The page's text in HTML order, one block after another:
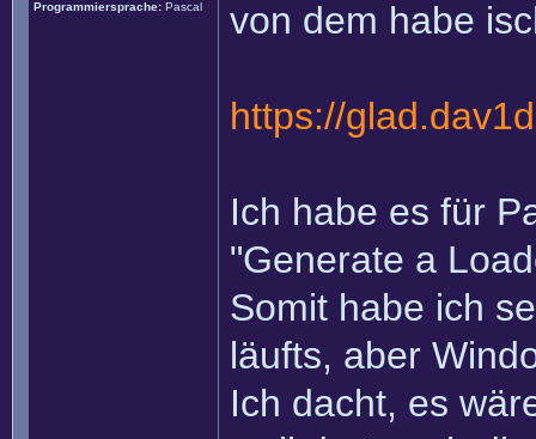
Programmiersprache: Pascal
von dem habe
https://
Ich habe es für
"Generate a
Somit habe ich
läufts, aber
Ich dacht, es